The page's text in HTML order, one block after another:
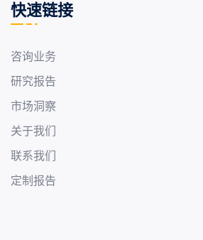
快速链接
咨询业务
研究报告
市场洞察
关于我们
联系我们
定制报告